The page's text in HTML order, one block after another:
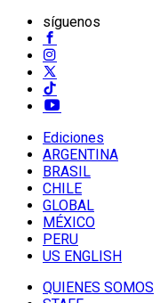
síguenos
Ediciones
ARGENTINA
BRASIL
CHILE
GLOBAL
MÉXICO
PERU
US ENGLISH
QUIENES SOMOS